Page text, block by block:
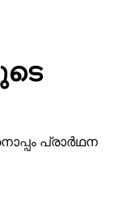
പ്രാര്‍ഥന